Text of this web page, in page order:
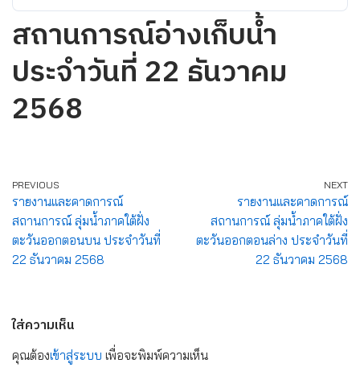
สถานการณ์อ่างเก็บน้ำ
ประจำวันที่ 22 ธันวาคม
2568
PREVIOUS
รายงานและคาดการณ์
สถานการณ์ ลุ่มน้ำภาคใต้ฝั่ง
ตะวันออกตอนบน ประจำวันที่
22 ธันวาคม 2568
NEXT
รายงานและคาดการณ์
สถานการณ์ ลุ่มน้ำภาคใต้ฝั่ง
ตะวันออกตอนล่าง ประจำวันที่
22 ธันวาคม 2568
ใส่ความเห็น
คุณต้องเข้าสู่ระบบ เพื่อจะพิมพ์ความเห็น